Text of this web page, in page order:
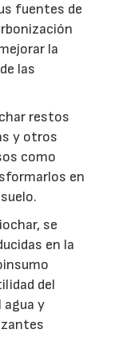
fuentes de
la
las
restos
y otros
como
en
se
en la
del
agua y